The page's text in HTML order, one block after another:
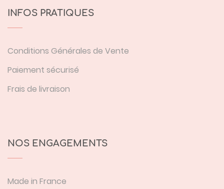
INFOS PRATIQUES
Conditions Générales de Vente
Paiement sécurisé
Frais de livraison
NOS ENGAGEMENTS
Made in France